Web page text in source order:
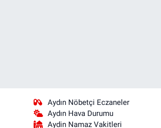
Aydın Nöbetçi Eczaneler
Aydın Hava Durumu
Aydin Namaz Vakitleri